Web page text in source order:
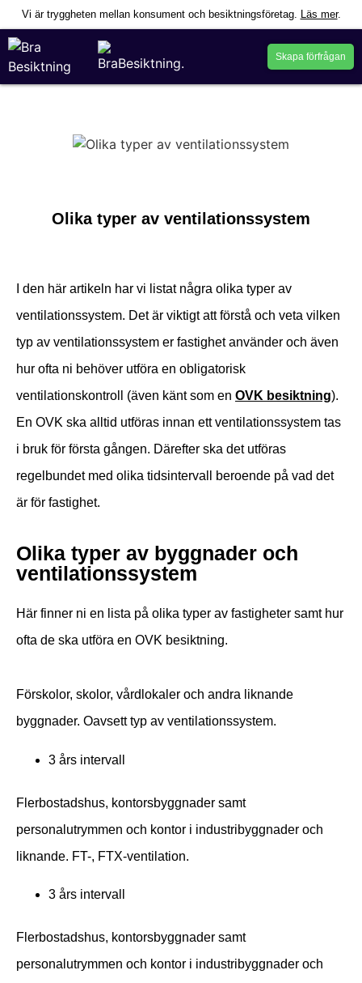
Vi är tryggheten mellan konsument och besiktningsföretag. Läs mer.
Skapa förfrågan
Olika typer av ventilationssystem
I den här artikeln har vi listat några olika typer av
ventilationssystem. Det är viktigt att förstå och veta vilken
typ av ventilationssystem er fastighet använder och även
hur ofta ni behöver utföra en obligatorisk
ventilationskontroll (även känt som en OVK besiktning).
En OVK ska alltid utföras innan ett ventilationssystem tas
i bruk för första gången. Därefter ska det utföras
regelbundet med olika tidsintervall beroende på vad det
är för fastighet.
Olika typer av byggnader och
ventilationssystem
Här finner ni en lista på olika typer av fastigheter samt hur
ofta de ska utföra en OVK besiktning.
Förskolor, skolor, vårdlokaler och andra liknande
byggnader. Oavsett typ av ventilationssystem.
3 års intervall
Flerbostadshus, kontorsbyggnader samt
personalutrymmen och kontor i industribyggnader och
liknande. FT-, FTX-ventilation.
3 års intervall
Flerbostadshus, kontorsbyggnader samt
personalutrymmen och kontor i industribyggnader och